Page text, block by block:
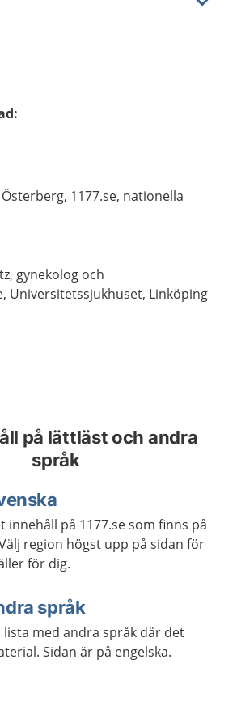
:
1177.se, nationella
gynekolog och
Universitetssjukhuset, Linköping
på lättläst och andra
språk
innehåll på 1177.se som finns på
region högst upp på sidan för
för dig.
språk
lista med andra språk där det
Sidan är på engelska.